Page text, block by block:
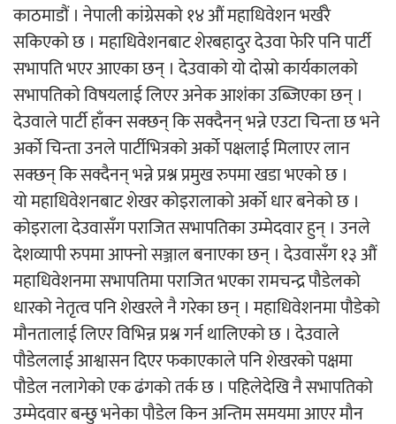
हलमा छैन ‘गौँथली’को टिकट
‘आइतबारको अफिस’ को परिचर्चा सम्पन्न
अर्जुन चन्द्रको ‘संवेदनाका प्रतिध्वनि’
मुक्तकसङ्ग्रह लोकार्पण
काठमाडौं । नेपाली कांग्रेसको १४ औं महाधिवेशन भर्खरै
सकिएको छ । महाधिवेशनबाट शेरबहादुर देउवा फेरि पनि पार्टी
सभापति भएर आएका छन् । देउवाको यो दोस्रो कार्यकालको
सभापतिको विषयलाई लिएर अनेक आशंका उब्जिएका छन् ।
देउवाले पार्टी हाँक्न सक्छन् कि सक्दैनन् भन्ने एउटा चिन्ता छ भने
अर्को चिन्ता उनले पार्टीभित्रको अर्को पक्षलाई मिलाएर लान
सक्छन् कि सक्दैनन् भन्ने प्रश्न प्रमुख रुपमा खडा भएको छ ।
यो महाधिवेशनबाट शेखर कोइरालाको अर्को धार बनेको छ ।
कोइराला देउवासँग पराजित सभापतिका उम्मेदवार हुन् । उनले
देशव्यापी रुपमा आफ्नो सञ्जाल बनाएका छन् । देउवासँग १३ औं
महाधिवेशनमा सभापतिमा पराजित भएका रामचन्द्र पौडेलको
धारको नेतृत्व पनि शेखरले नै गरेका छन् । महाधिवेशनमा पौडेको
मौनतालाई लिएर विभिन्न प्रश्न गर्न थालिएको छ । देउवाले
पौडेललाई आश्वासन दिएर फकाएकाले पनि शेखरको पक्षमा
पौडेल नलागेको एक ढंगको तर्क छ । पहिलेदेखि नै सभापतिको
उम्मेदवार बन्छु भनेका पौडेल किन अन्तिम समयमा आएर मौन